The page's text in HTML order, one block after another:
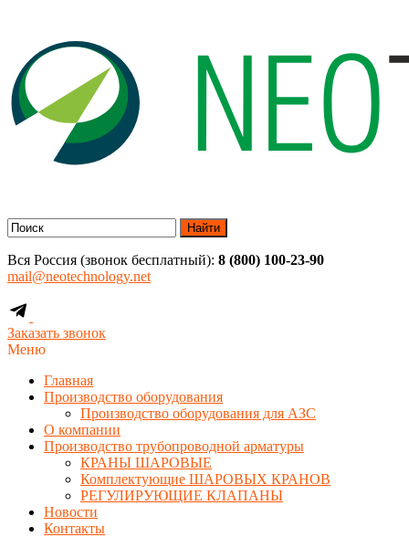
Найти
Вся Россия (звонок бесплатный): 8 (800) 100-23-90
mail@neotechnology.net
Заказать звонок
Меню
Главная
Производство оборудования
Производство оборудования для АЗС
О компании
Производство трубопроводной арматуры
КРАНЫ ШАРОВЫЕ
Комплектующие ШАРОВЫХ КРАНОВ
РЕГУЛИРУЮЩИЕ КЛАПАНЫ
Новости
Контакты